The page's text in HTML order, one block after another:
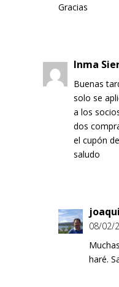
Gracias
Inma
Buenas
solo se
a los
dos
el cupón
saludo
08/02/
haré.